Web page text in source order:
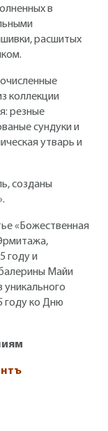
в
расшитых
коллекции
резные
сундуки и
утварь и
созданы
«Божественная
году и
Майи
уникального
году ко Дню